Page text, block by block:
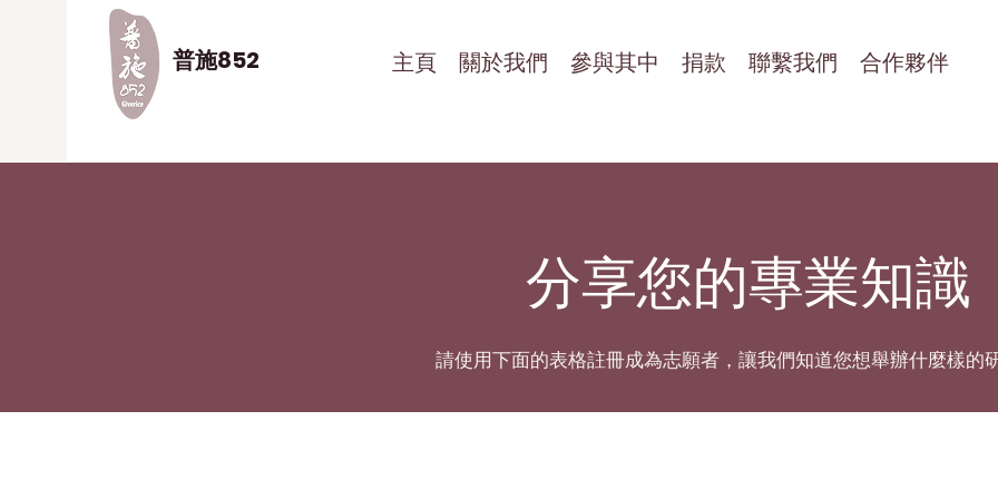
普施852 主頁 關於我們 參與其中 捐款 聯繫我們 合作夥伴
分享您的專業知識
請使用下面的表格註冊成為志願者，讓我們知道您想舉辦什麼樣的